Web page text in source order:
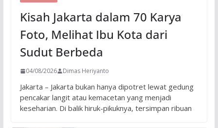
Kisah Jakarta dalam 70 Karya
Foto, Melihat Ibu Kota dari
Sudut Berbeda
04/08/2026 Dimas Heriyanto
Jakarta – Jakarta bukan hanya dipotret lewat gedung
pencakar langit atau kemacetan yang menjadi
keseharian. Di balik hiruk-pikuknya, tersimpan ribuan